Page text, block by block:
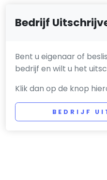
Bedrijf
Bent u eigenaar of
bedrijf en wilt u het
Klik dan op de knop
BEDRIJF